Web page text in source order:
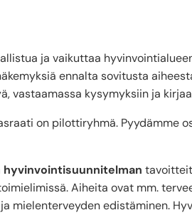
ja vaikuttaa
ennalta sovitusta
vastaamassa kysymyksiin ja
on pilottiryhmä.
hyvinvointisuunnitelman
Aiheita ovat mm.
mielenterveyden edistäminen.